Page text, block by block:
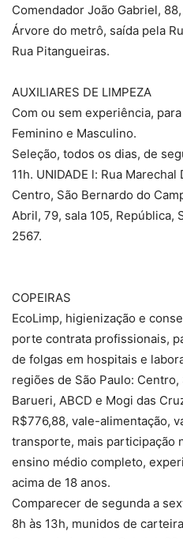
Comendador João Gabriel,
Árvore do metrô, saída pela
Rua Pitangueiras.
AUXILIARES DE LIMPEZA
Com ou sem experiência,
Feminino e Masculino.
Seleção, todos os dias, de
11h. UNIDADE l: Rua
Centro, São Bernardo do
Abril, 79, sala 105, República,
2567.
COPEIRAS
EcoLimp, higienização e
porte contrata profissionais,
de folgas em hospitais e
regiões de São Paulo:
Barueri, ABCD e Mogi das
R$776,88, vale-alimentação,
transporte, mais participação
ensino médio completo,
acima de 18 anos.
Comparecer de segunda a
8h às 13h, munidos de